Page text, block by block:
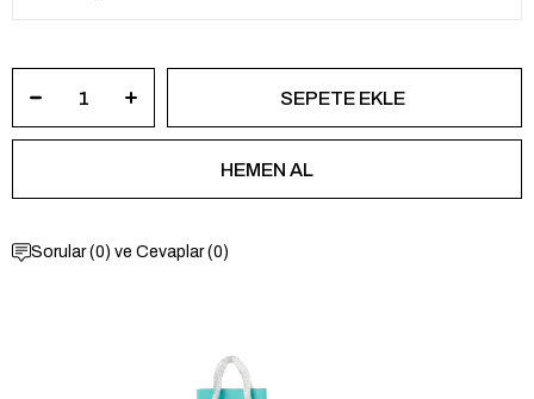
Sorular (0) ve Cevaplar (0)